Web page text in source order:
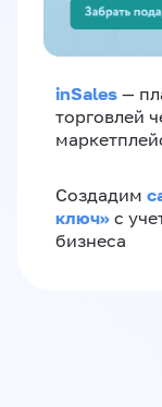
inSales —
торговлей
Создадим
ключ» с
бизнеса